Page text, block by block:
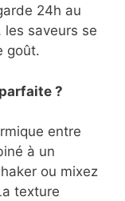
24h au
saveurs se
goût.
?
entre
à un
ou mixez
texture